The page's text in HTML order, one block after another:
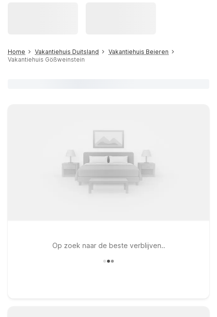
Home Vakantiehuis Duitsland
Vakantiehuis Beieren
Vakantiehuis Gößweinstein
Op zoek naar de beste verblijven..